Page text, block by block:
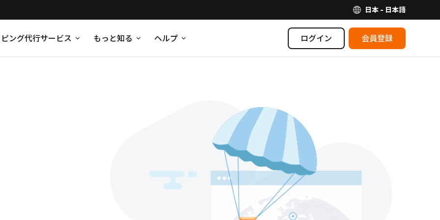
日本 - 日本語
ング代行サービス もっと知る ヘルプ ログイン 会員登録